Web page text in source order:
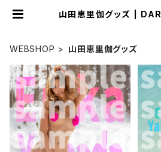
山田恵里伽グッズ |
WEBSHOP 山田恵里伽グッズ